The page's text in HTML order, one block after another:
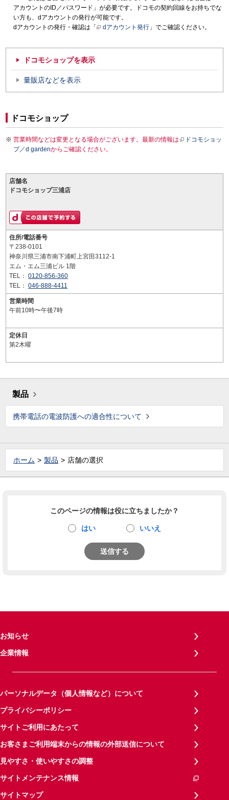
アカウントのID／パスワード」が必要です。ドコモの契約回線をお持ちでな
い方も、dアカウントの発行が可能です。
dアカウントの発行・確認は「
dアカウント発行 」でご確認ください。
ドコモショップを表示
量販店などを表示
ドコモショップ
営業時間などは変更となる場合がございます。最新の情報は
ドコモショッ
プ／d gardenからご確認ください。
店舗名
ドコモショップ三浦店
住所/電話番号
〒238-0101
神奈川県三浦市南下浦町上宮田3112-1
エム・エム三浦ビル 1階
TEL： 0120-856-360
TEL： 046-888-4411
営業時間
午前10時〜午後7時
定休日
第2木曜
製品
携帯電話の電波防護への適合性について
ホーム 製品 店舗の選択
このページの情報は役に立ちましたか？
はい いいえ
送信する
お知らせ
企業情報
パーソナルデータ（個人情報など）について
プライバシーポリシー
サイトご利用にあたって
お客さまご利用端末からの情報の外部送信について
見やすさ・使いやすさの調整
サイトメンテナンス情報
サイトマップ